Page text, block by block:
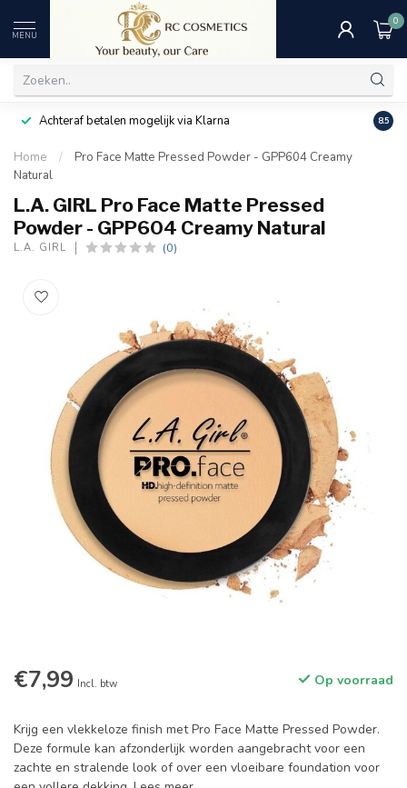
MENU
0
Achteraf betalen mogelijk via Klarna 8.5
Home /
Pro Face Matte Pressed Powder - GPP604 Creamy
Natural
L.A. GIRL Pro Face Matte Pressed
Powder - GPP604 Creamy Natural
L.A. GIRL (0)
€7,99 Incl. btw Op voorraad
Krijg een vlekkeloze finish met Pro Face Matte Pressed Powder.
Deze formule kan afzonderlijk worden aangebracht voor een
zachte en stralende look of over een vloeibare foundation voor